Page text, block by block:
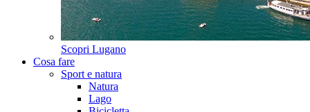
Scopri Lugano
Cosa fare
Sport e natura
Natura
Lago